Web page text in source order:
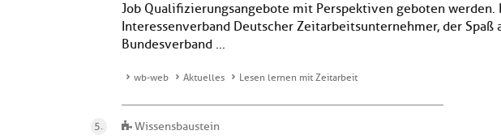
Job Qualifizierungsangebote mit Perspektiven geboten werden.
Interessenverband Deutscher Zeitarbeitsunternehmer, der Spaß
Bundesverband ...
wb-web Aktuelles Lesen lernen mit Zeitarbeit
Wissensbaustein